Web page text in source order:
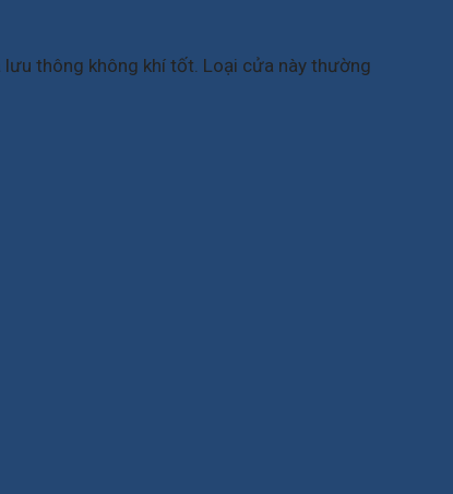
thông không khí tốt. Loại cửa này thường